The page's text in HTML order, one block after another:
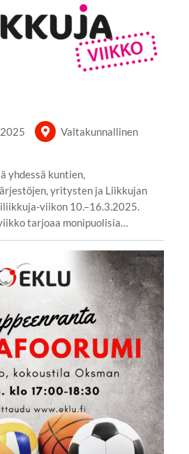
Valtakunnallinen
yhdessä kuntien,
yritysten ja Liikkujan
viikon 10.–16.3.2025.
tarjoaa monipuolisia…